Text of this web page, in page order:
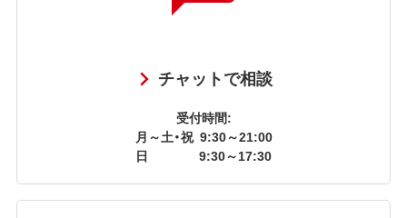
チャットで相談
受付時間:
月～土・祝 9:30～21:00
日
9:30～17:30